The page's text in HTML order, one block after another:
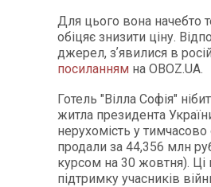
Для цього вона начебто
обіцяє знизити ціну.
джерел, зʼявилися в
посиланням на ОBOZ.UA.
Готель "Вілла Софія"
житла президента
нерухомість у
продали за 44,356 млн
курсом на 30 жовтня). Ці
підтримку учасників